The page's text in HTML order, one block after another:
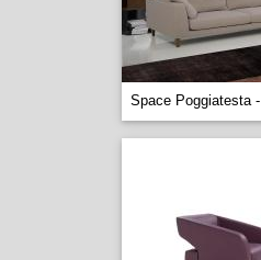
Space Poggiatesta -